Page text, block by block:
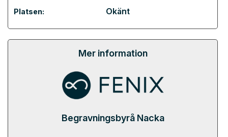
Platsen: Okänt
Mer information
Begravningsbyrå Nacka